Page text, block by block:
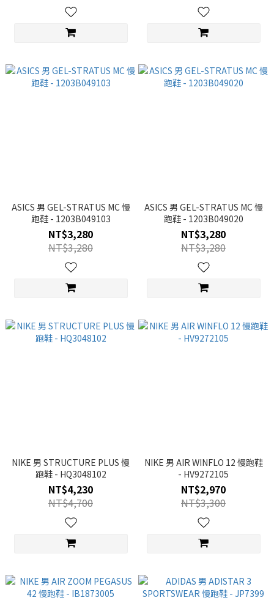
ASICS 男 GEL-STRATUS MC 慢
跑鞋 - 1203B049103
NT$3,280
NT$3,280
ASICS 男 GEL-STRATUS MC 慢
跑鞋 - 1203B049020
NT$3,280
NT$3,280
NIKE 男 STRUCTURE PLUS 慢
跑鞋 - HQ3048102
NT$4,230
NT$4,700
NIKE 男 AIR WINFLO 12 慢跑鞋
- HV9272105
NT$2,970
NT$3,300